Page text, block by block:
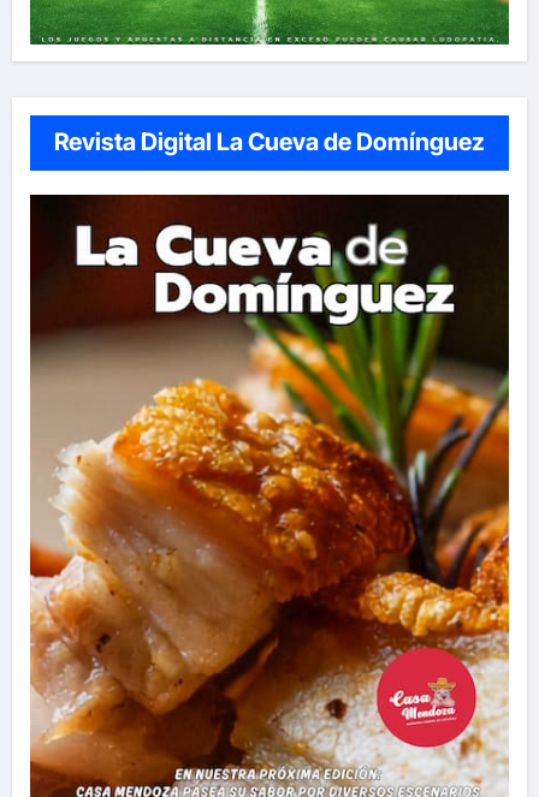
Revista Digital La Cueva de Domínguez